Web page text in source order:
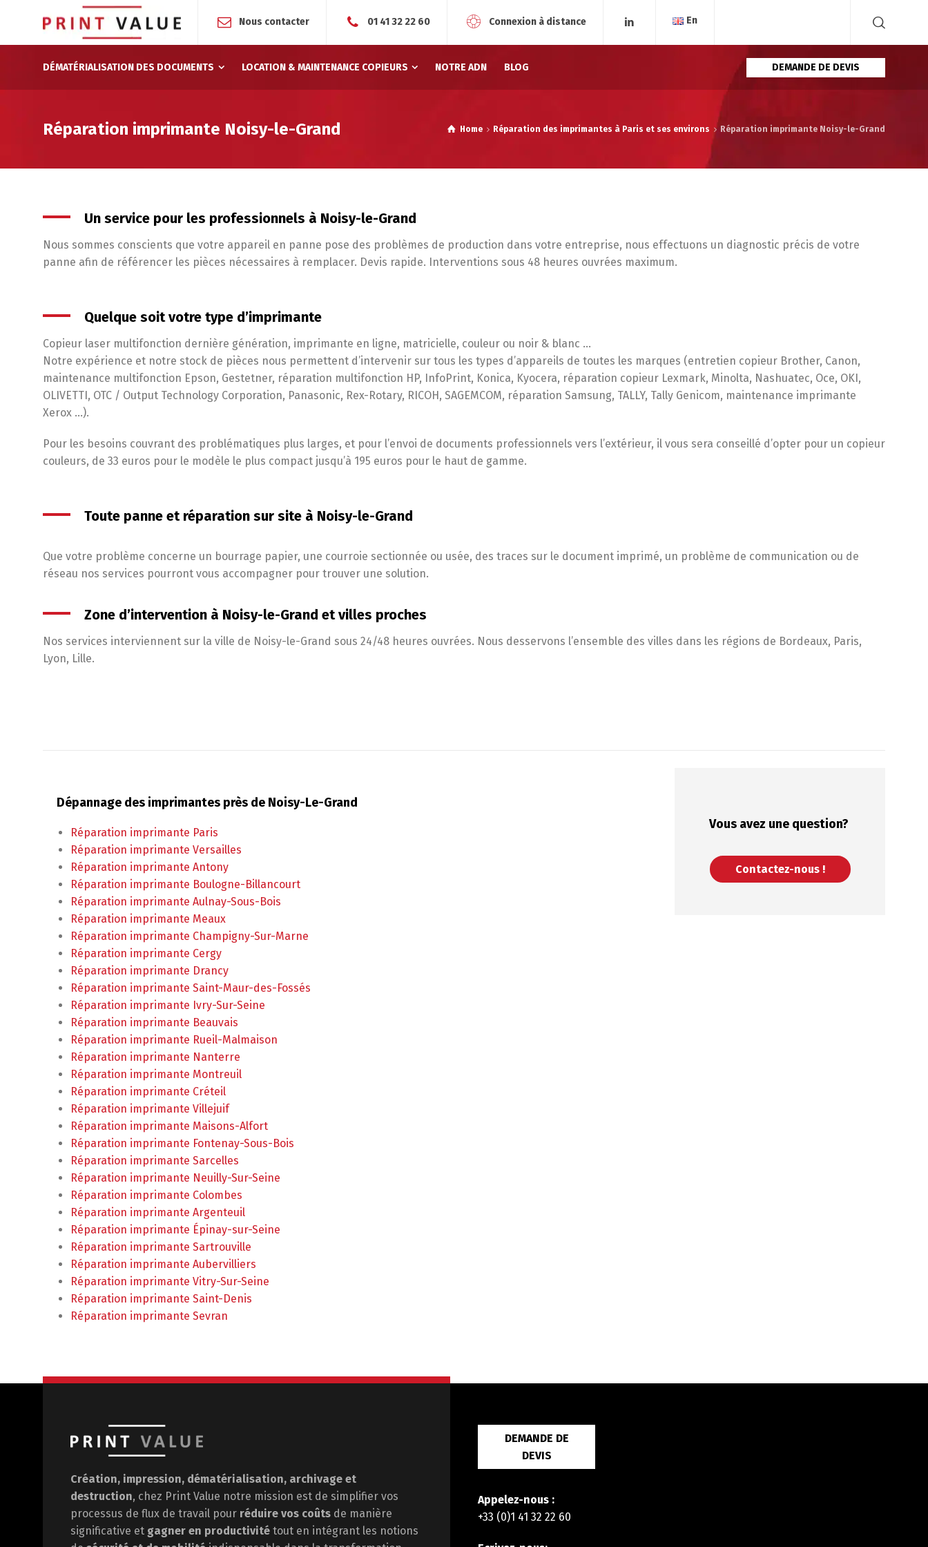
Nous contacter 01 41 32 22 60 Connexion à distance En
DÉMATÉRIALISATION DES DOCUMENTS LOCATION & MAINTENANCE COPIEURS NOTRE ADN BLOG DEMANDE DE DEVIS
Réparation imprimante Noisy-le-Grand Home Réparation des imprimantes à Paris et ses environs Réparation imprimante Noisy-le-Grand
Un service pour les professionnels à Noisy-le-Grand
Nous sommes conscients que votre appareil en panne pose des problèmes de production dans votre entreprise, nous effectuons un diagnostic précis de votre
panne afin de référencer les pièces nécessaires à remplacer. Devis rapide. Interventions sous 48 heures ouvrées maximum.
Quelque soit votre type d’imprimante
Copieur laser multifonction dernière génération, imprimante en ligne, matricielle, couleur ou noir & blanc …
Notre expérience et notre stock de pièces nous permettent d’intervenir sur tous les types d’appareils de toutes les marques (entretien copieur Brother, Canon,
maintenance multifonction Epson, Gestetner, réparation multifonction HP, InfoPrint, Konica, Kyocera, réparation copieur Lexmark, Minolta, Nashuatec, Oce, OKI,
OLIVETTI, OTC / Output Technology Corporation, Panasonic, Rex-Rotary, RICOH, SAGEMCOM, réparation Samsung, TALLY, Tally Genicom, maintenance imprimante
Xerox …).
Pour les besoins couvrant des problématiques plus larges, et pour l’envoi de documents professionnels vers l’extérieur, il vous sera conseillé d’opter pour un copieur
couleurs, de 33 euros pour le modèle le plus compact jusqu’à 195 euros pour le haut de gamme.
Toute panne et réparation sur site à Noisy-le-Grand
Que votre problème concerne un bourrage papier, une courroie sectionnée ou usée, des traces sur le document imprimé, un problème de communication ou de
réseau nos services pourront vous accompagner pour trouver une solution.
Zone d’intervention à Noisy-le-Grand et villes proches
Nos services interviennent sur la ville de Noisy-le-Grand sous 24/48 heures ouvrées. Nous desservons l’ensemble des villes dans les régions de Bordeaux, Paris,
Lyon, Lille.
Dépannage des imprimantes près de Noisy-Le-Grand
Réparation imprimante Paris
Réparation imprimante Versailles
Réparation imprimante Antony
Réparation imprimante Boulogne-Billancourt
Réparation imprimante Aulnay-Sous-Bois
Réparation imprimante Meaux
Réparation imprimante Champigny-Sur-Marne
Réparation imprimante Cergy
Réparation imprimante Drancy
Réparation imprimante Saint-Maur-des-Fossés
Réparation imprimante Ivry-Sur-Seine
Réparation imprimante Beauvais
Réparation imprimante Rueil-Malmaison
Réparation imprimante Nanterre
Réparation imprimante Montreuil
Réparation imprimante Créteil
Réparation imprimante Villejuif
Réparation imprimante Maisons-Alfort
Réparation imprimante Fontenay-Sous-Bois
Réparation imprimante Sarcelles
Réparation imprimante Neuilly-Sur-Seine
Réparation imprimante Colombes
Réparation imprimante Argenteuil
Réparation imprimante Épinay-sur-Seine
Réparation imprimante Sartrouville
Réparation imprimante Aubervilliers
Réparation imprimante Vitry-Sur-Seine
Réparation imprimante Saint-Denis
Réparation imprimante Sevran
Vous avez une question?
Contactez-nous !
Création, impression, dématérialisation, archivage et
destruction, chez Print Value notre mission est de simplifier vos
processus de flux de travail pour réduire vos coûts de manière
significative et gagner en productivité tout en intégrant les notions
DEMANDE DE
DEVIS
Appelez-nous :
+33 (0)1 41 32 22 60